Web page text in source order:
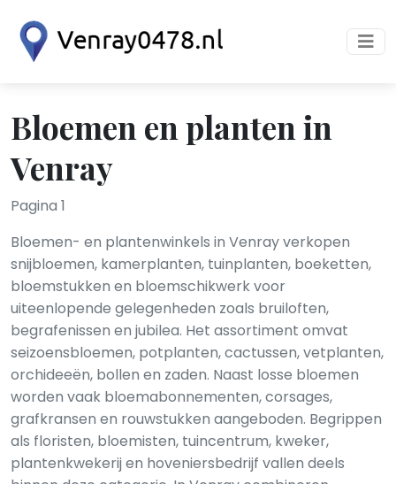
Bloemen en planten in
Venray
Pagina 1
Bloemen- en plantenwinkels in Venray verkopen
snijbloemen, kamerplanten, tuinplanten, boeketten,
bloemstukken en bloemschikwerk voor
uiteenlopende gelegenheden zoals bruiloften,
begrafenissen en jubilea. Het assortiment omvat
seizoensbloemen, potplanten, cactussen, vetplanten,
orchideeën, bollen en zaden. Naast losse bloemen
worden vaak bloemabonnementen, corsages,
grafkransen en rouwstukken aangeboden. Begrippen
als floristen, bloemisten, tuincentrum, kweker,
plantenkwekerij en hoveniersbedrijf vallen deels